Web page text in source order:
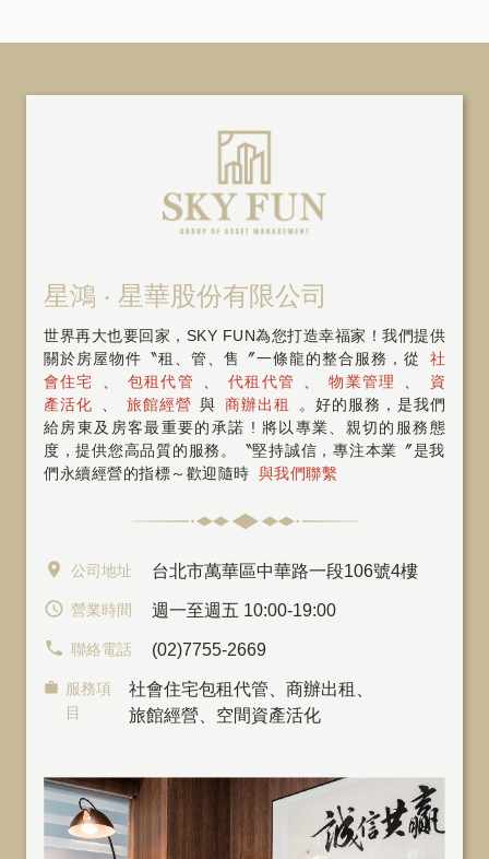
星鴻 ‧ 星華股份有限公司
世界再大也要回家，SKY FUN為您打造幸福家！我們提供
關於房屋物件〝租、管、售〞一條龍的整合服務，從
社
會住宅
包租代管 代租代管 物業管理
資
產活化
旅館經營 與 商辦出租
。好的服務，是我們
給房東及房客最重要的承諾 ! 將以專業、親切的服務態
度，提供您高品質的服務。〝堅持誠信，專注本業〞是我
們永續經營的指標～歡迎隨時 與我們聯繫
公司地址 台北市萬華區中華路一段106號4樓
營業時間 週一至週五 10:00-19:00
聯絡電話 (02)7755-2669
服務項
目
社會住宅包租代管 、商辦出租
旅館經營、空間資產活化